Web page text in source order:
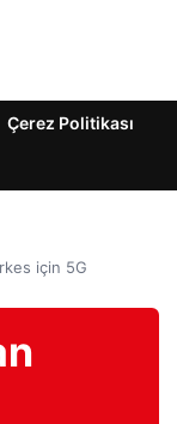
Çerez Politikası
için 5G